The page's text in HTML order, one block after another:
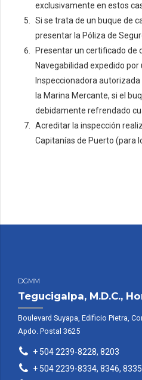
exclusivamente en estos
Si se trata de un buque de
presentar la Póliza de
Presentar un certificado de
Navegabilidad expedido
Inspeccionadora
la Marina Mercante, si el
debidamente refrendado
Acreditar la inspección
Capitanías de Puerto (para
DGMM
Tegucigalpa, M.D.C.,
Boulevard Suyapa, Edificio Pietra,
Apdo. Postal 3625
+ 504 2239-8228, 8203
+ 504 2239-8334, 8346, 8335